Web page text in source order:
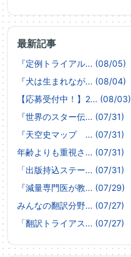
最新記事
『定例トライアル... (08/05)
『犬は生まれなが... (08/04)
【応募受付中！】2... (08/03)
『世界のスター伝... (07/31)
『天空史マップ ... (07/31)
年齢よりも重視さ... (07/31)
「出版持込ステー... (07/31)
『減量専門医が教... (07/29)
みんなの翻訳分野... (07/27)
「翻訳トライアス... (07/27)